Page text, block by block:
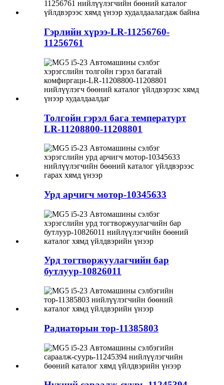
Гэрлийн хүрээ-LR-11256760-
11256761
Толгойн гэрэл бага температурт
LR-11208800-11208801
Урд арчигч мотор-10345633
Урд тогтворжуулагчийн бар
бутлуур-10826011
Радиаторын тор-11385803